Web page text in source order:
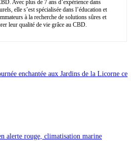
Avec plus de 7 ans d’expérience dans
elle s’est spécialisée dans l’éducation et
à la recherche de solutions sûres et
leur qualité de vie grâce au CBD.
enchantée aux Jardins de la Licorne ce
alerte rouge, climatisation marine